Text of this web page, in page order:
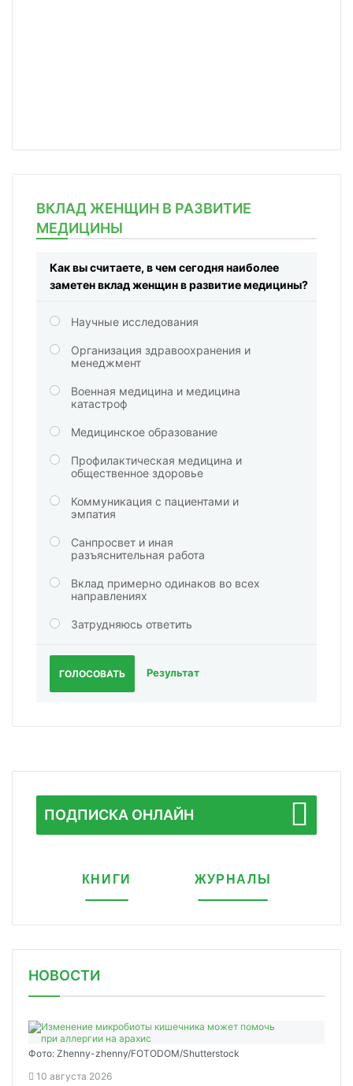
ВКЛАД ЖЕНЩИН В РАЗВИТИЕ
МЕДИЦИНЫ
Как вы считаете, в чем сегодня наиболее
заметен вклад женщин в развитие медицины?
Научные исследования
Организация здравоохранения и
менеджмент
Военная медицина и медицина
катастроф
Медицинское образование
Профилактическая медицина и
общественное здоровье
Коммуникация с пациентами и
эмпатия
Санпросвет и иная
разъяснительная работа
Вклад примерно одинаков во всех
направлениях
Затрудняюсь ответить
ГОЛОСОВАТЬ Результат
ПОДПИСКА ОНЛАЙН
КНИГИ ЖУРНАЛЫ
НОВОСТИ
Фото: Zhenny-zhenny/FOTODOM/Shutterstock
10 августа 2026